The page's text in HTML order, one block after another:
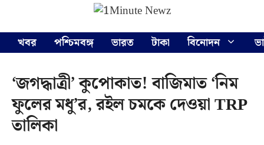
content
খবর
পশ্চিমবঙ্গ ভারত টাকা বিনোদন
‘জগদ্ধাত্রী’ কুপোকাত! বাজিমাত ‘নিম
ফুলের মধু’র, রইল চমকে দেওয়া TRP
তালিকা